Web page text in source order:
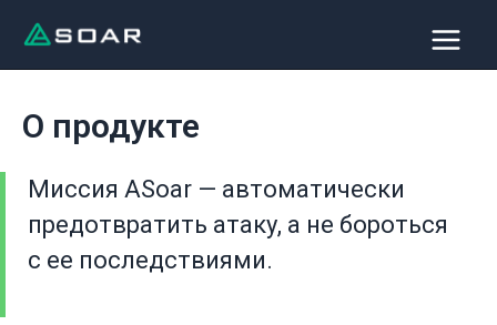
Menu
О продукте
Миссия ASoar — автоматически
предотвратить атаку, а не бороться
с ее последствиями.